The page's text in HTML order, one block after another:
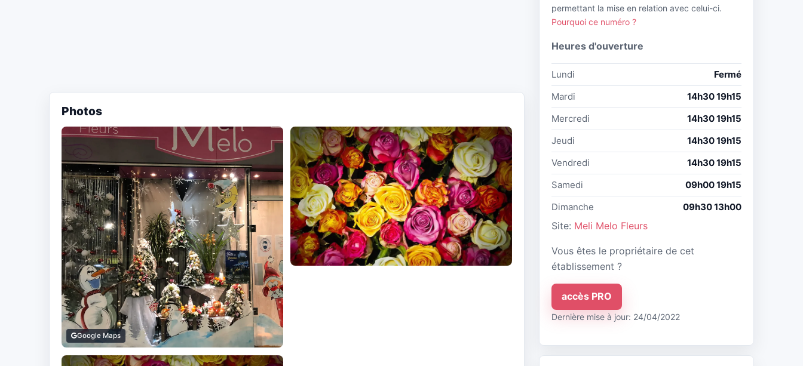
Photos
Google Maps
permettant la mise en relation avec celui-ci.
Pourquoi ce numéro ?
Heures d'ouverture
Lundi
Fermé
Mardi
14h30 19h15
Mercredi
14h30 19h15
Jeudi
14h30 19h15
Vendredi
14h30 19h15
Samedi
09h00 19h15
Dimanche
09h30 13h00
Site: Meli Melo Fleurs
Vous êtes le propriétaire de cet
établissement ?
accès PRO
Dernière mise à jour: 24/04/2022